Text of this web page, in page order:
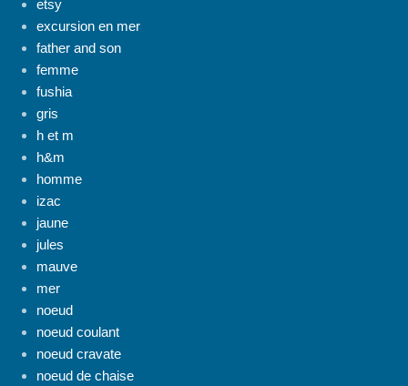
etsy
excursion en mer
father and son
femme
fushia
gris
h et m
h&m
homme
izac
jaune
jules
mauve
mer
noeud
noeud coulant
noeud cravate
noeud de chaise